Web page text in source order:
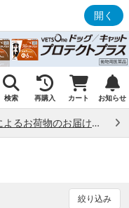
開く
検索 再購入 カート お知らせ
熊本県熊本地方で発生した地震によるお荷物のお届け状況について （7/28）
絞り込み